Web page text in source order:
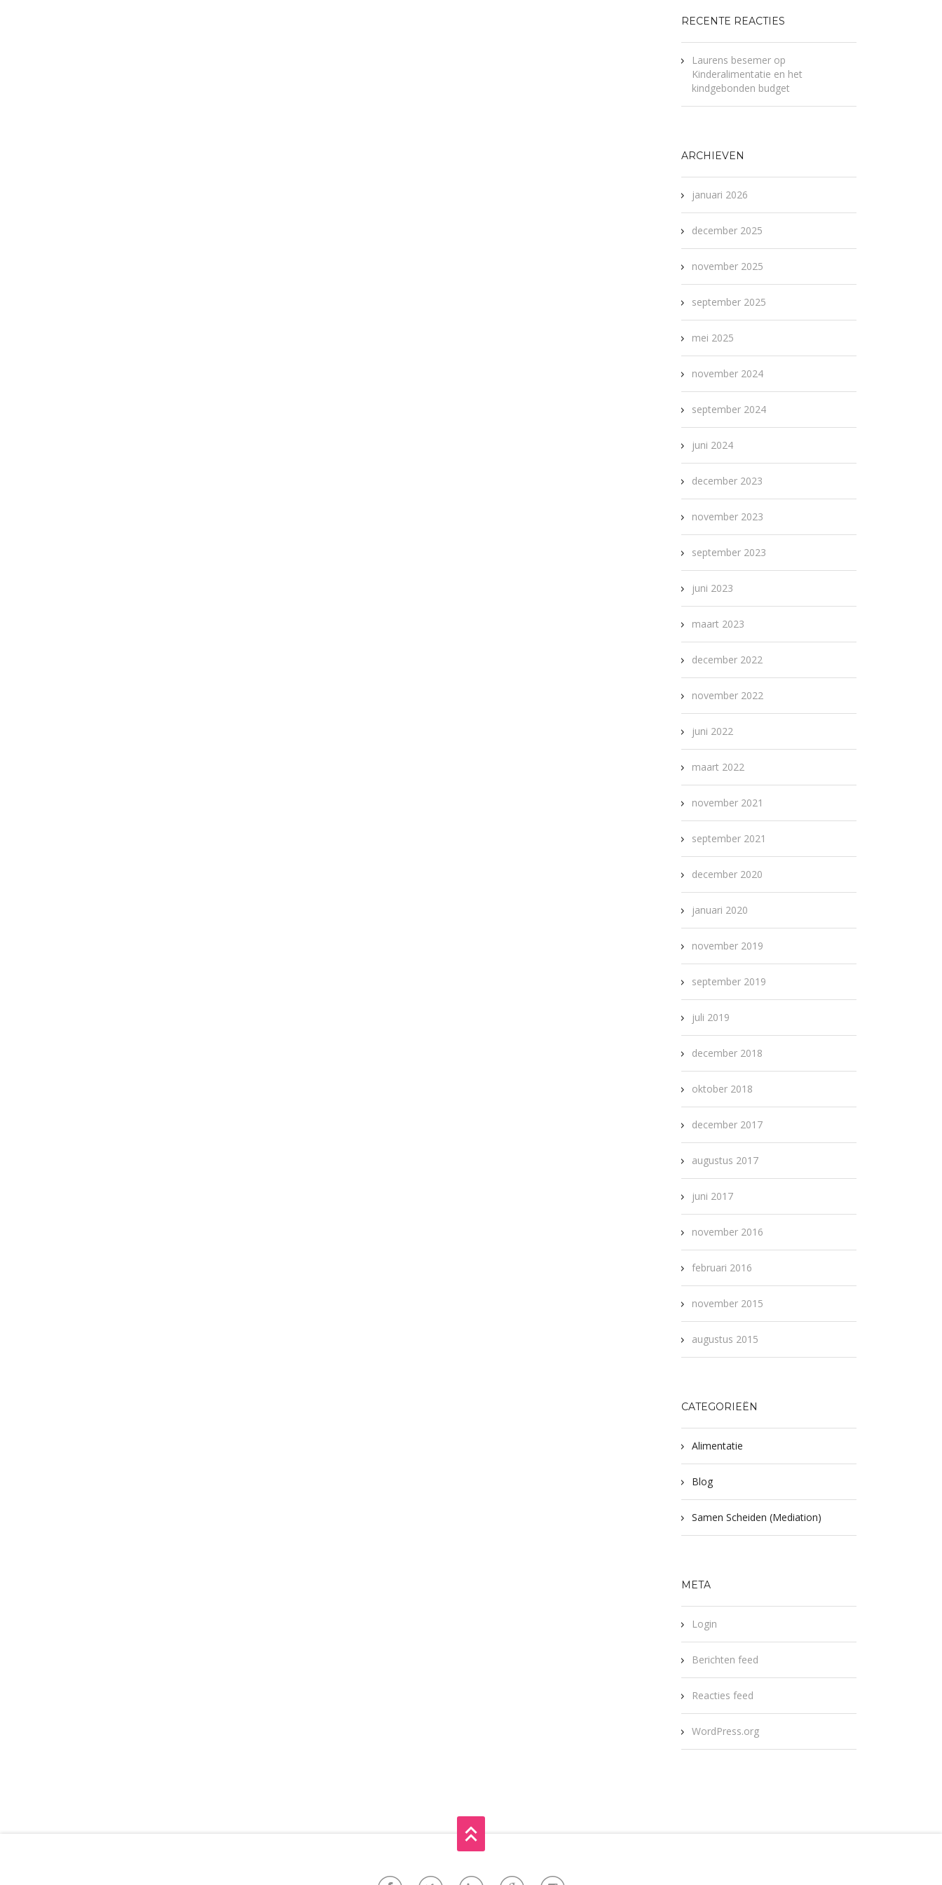
RECENTE REACTIES
Laurens besemer op
Kinderalimentatie en het
kindgebonden budget
ARCHIEVEN
januari 2026
december 2025
november 2025
september 2025
mei 2025
november 2024
september 2024
juni 2024
december 2023
november 2023
september 2023
juni 2023
maart 2023
december 2022
november 2022
juni 2022
maart 2022
november 2021
september 2021
december 2020
januari 2020
november 2019
september 2019
juli 2019
december 2018
oktober 2018
december 2017
augustus 2017
juni 2017
november 2016
februari 2016
november 2015
augustus 2015
CATEGORIEËN
Alimentatie
Blog
Samen Scheiden (Mediation)
META
Login
Berichten feed
Reacties feed
WordPress.org